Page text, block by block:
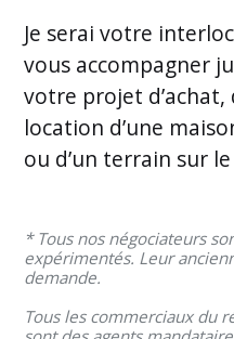
Je serai votre
vous accompagner
votre projet
location d’une
ou d’un terrain sur
* Tous nos négociateurs
expérimentés. Leur
demande.
Tous les commerciaux du